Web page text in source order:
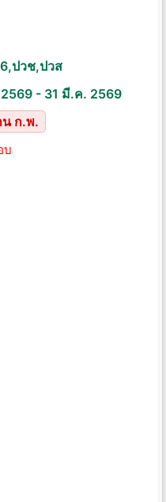
ปวช,ปวส
- 31 มี.ค. 2569
น ก.พ.
บ